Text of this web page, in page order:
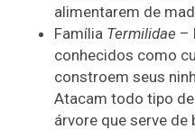
alimentarem de
Família Termilidae –
conhecidos como
constroem seus
Atacam todo tipo
árvore que serve de